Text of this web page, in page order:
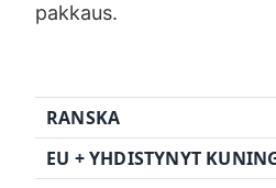
pakkaus.
RANSKA
EU + YHDISTYNYT